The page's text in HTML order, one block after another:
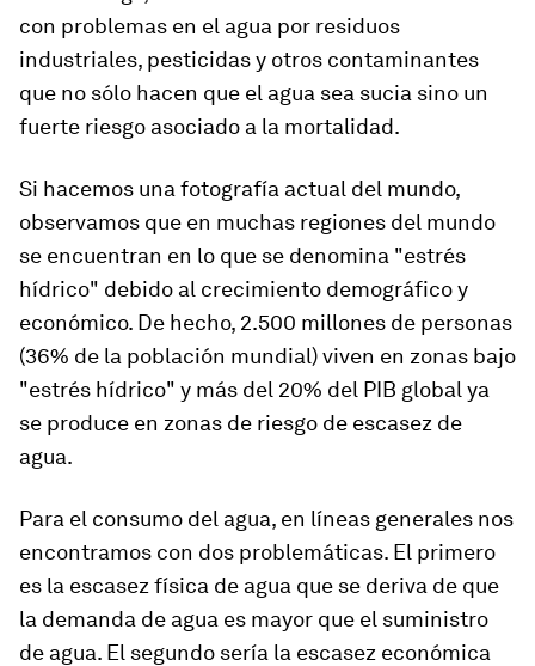
con problemas en el agua por residuos
industriales, pesticidas y otros contaminantes
que no sólo hacen que el agua sea sucia sino un
fuerte riesgo asociado a la mortalidad.
Si hacemos una fotografía actual del mundo,
observamos que en muchas regiones del mundo
se encuentran en lo que se denomina "estrés
hídrico" debido al crecimiento demográfico y
económico. De hecho, 2.500 millones de personas
(36% de la población mundial) viven en zonas bajo
"estrés hídrico" y más del 20% del PIB global ya
se produce en zonas de riesgo de escasez de
agua.
Para el consumo del agua, en líneas generales nos
encontramos con dos problemáticas. El primero
es la escasez física de agua que se deriva de que
la demanda de agua es mayor que el suministro
de agua. El segundo sería la escasez económica